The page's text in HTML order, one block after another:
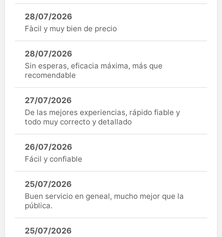
28/07/2026
Fàcil y muy bien de precio
28/07/2026
Sin esperas, eficacia máxima, más que
recomendable
27/07/2026
De las mejores experiencias, rápido fiable y
todo muy correcto y detallado
26/07/2026
Fácil y confiable
25/07/2026
Buen servicio en geneal, mucho mejor que la
pública.
25/07/2026